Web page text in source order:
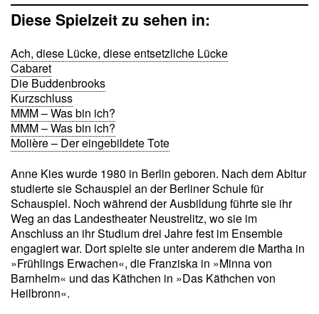
Diese Spielzeit zu sehen in:
Ach, diese Lücke, diese entsetzliche Lücke
Cabaret
Die Buddenbrooks
Kurzschluss
MMM – Was bin ich?
MMM – Was bin ich?
Molière – Der eingebildete Tote
Anne Kies wurde 1980 in Berlin geboren. Nach dem Abitur
studierte sie Schauspiel an der Berliner Schule für
Schauspiel. Noch während der Ausbildung führte sie ihr
Weg an das Landestheater Neustrelitz, wo sie im
Anschluss an ihr Studium drei Jahre fest im Ensemble
engagiert war. Dort spielte sie unter anderem die Martha in
»Frühlings Erwachen«, die Franziska in »Minna von
Barnhelm« und das Käthchen in »Das Käthchen von
Heilbronn«.